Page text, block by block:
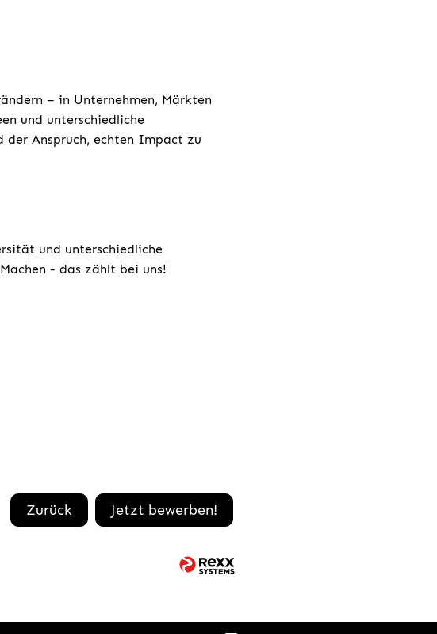
– in Unternehmen, Märkten
und unterschiedliche
der Anspruch, echten Impact zu
und unterschiedliche
- das zählt bei uns!
Zurück Jetzt bewerben!